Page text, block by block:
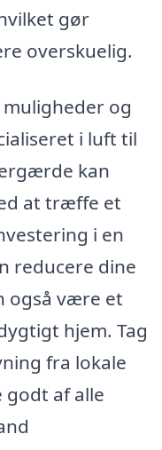
gør
overskuelig.
og
i luft til
kan
at træffe et
i en
reducere dine
også være et
hjem. Tag
fra lokale
godt af alle